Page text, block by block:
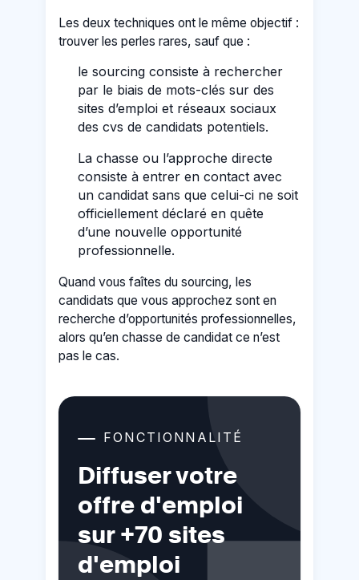
Les deux techniques ont le même objectif :
trouver les perles rares, sauf que :
le sourcing consiste à rechercher
par le biais de mots-clés sur des
sites d’emploi et réseaux sociaux
des cvs de candidats potentiels.
La chasse ou l’approche directe
consiste à entrer en contact avec
un candidat sans que celui-ci ne soit
officiellement déclaré en quête
d’une nouvelle opportunité
professionnelle.
Quand vous faîtes du sourcing, les
candidats que vous approchez sont en
recherche d’opportunités professionnelles,
alors qu’en chasse de candidat ce n’est
pas le cas.
FONCTIONNALITÉ
Diffuser votre
offre d'emploi
sur +70 sites
d'emploi